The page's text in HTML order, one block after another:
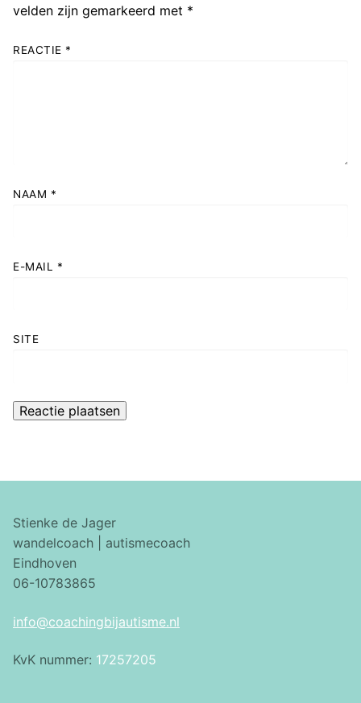
velden zijn gemarkeerd met *
REACTIE *
NAAM *
E-MAIL *
SITE
Stienke de Jager
wandelcoach | autismecoach
Eindhoven
06-10783865
info@coachingbijautisme.nl
KvK nummer: 17257205